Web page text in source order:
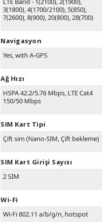
3(1800), 4(1700/2100), 5(850),
7(2600), 8(900), 20(800), 28(700)
Navigasyon
Yes, with A-GPS
Ağ Hızı
HSPA 42.2/5.76 Mbps, LTE Cat4
150/50 Mbps
SIM Kart Tipi
Çift sim (Nano-SIM, Çift bekleme)
SIM Kart Girişi Sayısı
2 SIM
Wi-Fi
Wi-Fi 802.11 a/b/g/n, hotspot